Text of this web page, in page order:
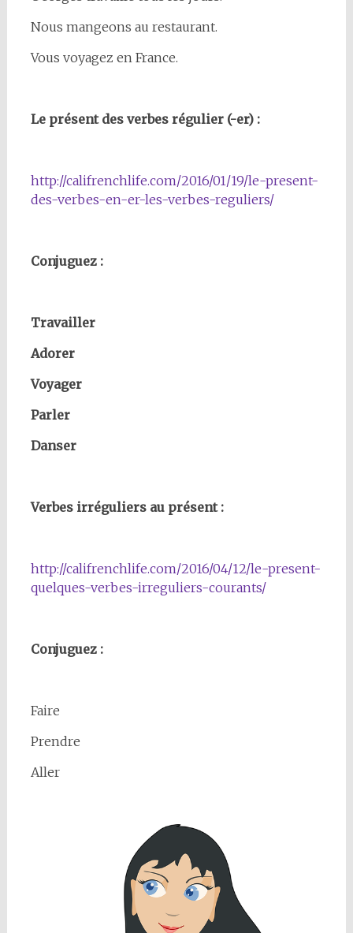
Nous mangeons au restaurant.
Vous voyagez en France.
Le présent des verbes régulier (-er) :
http://califrenchlife.com/2016/01/19/le-present-
des-verbes-en-er-les-verbes-reguliers/
Conjuguez :
Travailler
Adorer
Voyager
Parler
Danser
Verbes irréguliers au présent :
http://califrenchlife.com/2016/04/12/le-present-
quelques-verbes-irreguliers-courants/
Conjuguez :
Faire
Prendre
Aller